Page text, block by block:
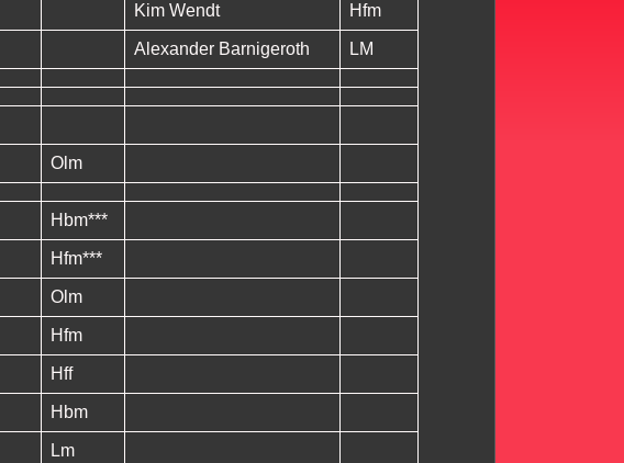
Kim Wendt Hfm
Alexander Barnigeroth LM
Olm
Hbm***
Hfm***
Olm
Hfm
Hff
Hbm
Lm